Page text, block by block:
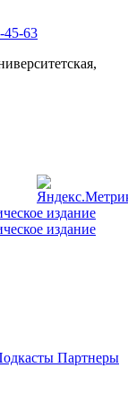
45-63
Партнеры